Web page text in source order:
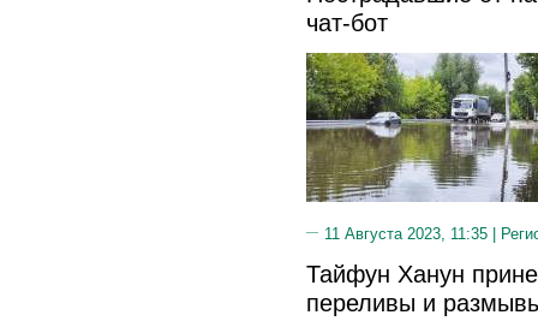
чат-бот
11 Августа 2023, 11:35 |
Тайфун Ханун
переливы и